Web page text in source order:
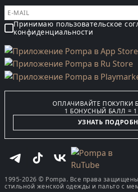
Принимаю пользовательское
конфиденциальности
ОПЛАЧИВАЙТЕ ПОКУПКИ
1 БОНУСНЫЙ БАЛЛ = 1
УЗНАТЬ
1995-2026 © Pompa. Все права
стильной женской одежды и пальто с